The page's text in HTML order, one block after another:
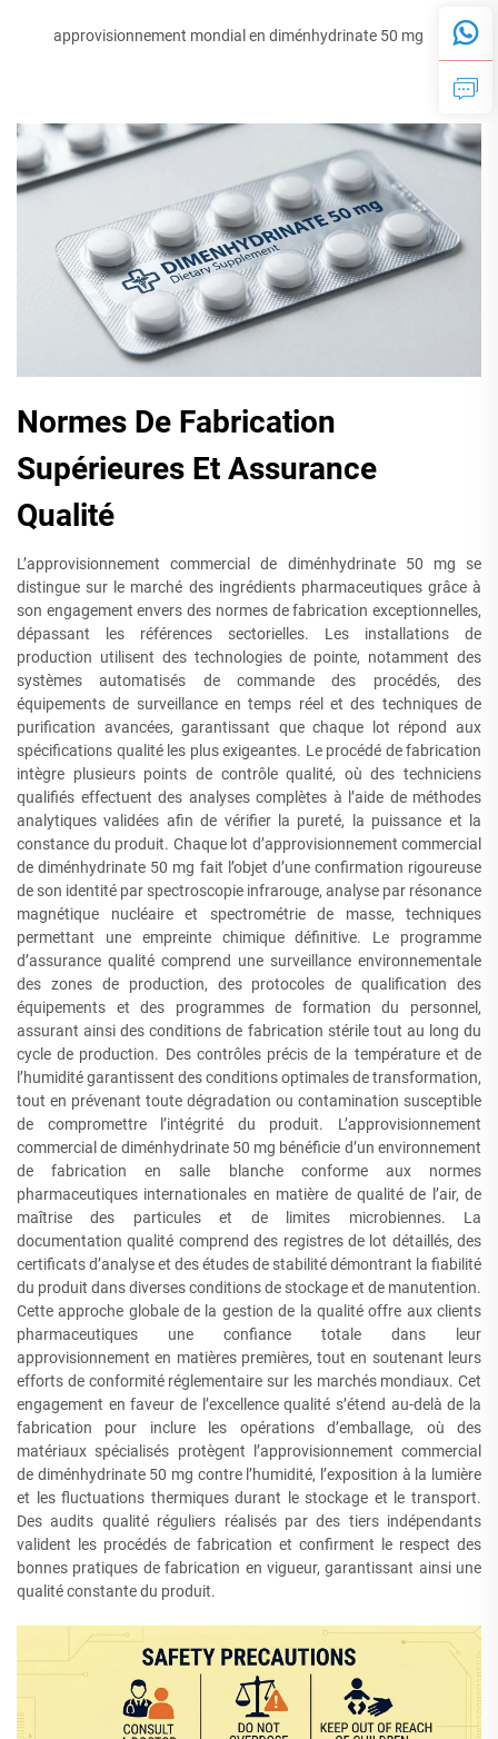
approvisionnement mondial en diménhydrinate 50 mg
Normes De Fabrication
Supérieures Et Assurance
Qualité
L’approvisionnement commercial de diménhydrinate 50 mg se
distingue sur le marché des ingrédients pharmaceutiques grâce à
son engagement envers des normes de fabrication exceptionnelles,
dépassant les références sectorielles. Les installations de
production utilisent des technologies de pointe, notamment des
systèmes automatisés de commande des procédés, des
équipements de surveillance en temps réel et des techniques de
purification avancées, garantissant que chaque lot répond aux
spécifications qualité les plus exigeantes. Le procédé de fabrication
intègre plusieurs points de contrôle qualité, où des techniciens
qualifiés effectuent des analyses complètes à l’aide de méthodes
analytiques validées afin de vérifier la pureté, la puissance et la
constance du produit. Chaque lot d’approvisionnement commercial
de diménhydrinate 50 mg fait l’objet d’une confirmation rigoureuse
de son identité par spectroscopie infrarouge, analyse par résonance
magnétique nucléaire et spectrométrie de masse, techniques
permettant une empreinte chimique définitive. Le programme
d’assurance qualité comprend une surveillance environnementale
des zones de production, des protocoles de qualification des
équipements et des programmes de formation du personnel,
assurant ainsi des conditions de fabrication stérile tout au long du
cycle de production. Des contrôles précis de la température et de
l’humidité garantissent des conditions optimales de transformation,
tout en prévenant toute dégradation ou contamination susceptible
de compromettre l’intégrité du produit. L’approvisionnement
commercial de diménhydrinate 50 mg bénéficie d’un environnement
de fabrication en salle blanche conforme aux normes
pharmaceutiques internationales en matière de qualité de l’air, de
maîtrise des particules et de limites microbiennes. La
documentation qualité comprend des registres de lot détaillés, des
certificats d’analyse et des études de stabilité démontrant la fiabilité
du produit dans diverses conditions de stockage et de manutention.
Cette approche globale de la gestion de la qualité offre aux clients
pharmaceutiques une confiance totale dans leur
approvisionnement en matières premières, tout en soutenant leurs
efforts de conformité réglementaire sur les marchés mondiaux. Cet
engagement en faveur de l’excellence qualité s’étend au-delà de la
fabrication pour inclure les opérations d’emballage, où des
matériaux spécialisés protègent l’approvisionnement commercial
de diménhydrinate 50 mg contre l’humidité, l’exposition à la lumière
et les fluctuations thermiques durant le stockage et le transport.
Des audits qualité réguliers réalisés par des tiers indépendants
valident les procédés de fabrication et confirment le respect des
bonnes pratiques de fabrication en vigueur, garantissant ainsi une
qualité constante du produit.